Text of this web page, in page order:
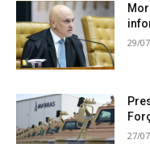
29/
27/